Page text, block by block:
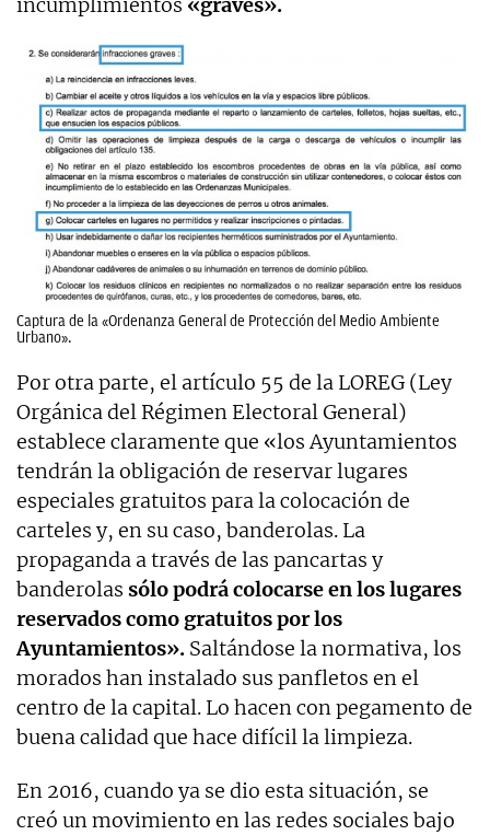
Captura de la «Ordenanza General de Protección del Medio Ambiente
Urbano».
Por otra parte, el artículo 55 de la LOREG (Ley
Orgánica del Régimen Electoral General)
establece claramente que «los Ayuntamientos
tendrán la obligación de reservar lugares
especiales gratuitos para la colocación de
carteles y, en su caso, banderolas. La
propaganda a través de las pancartas y
banderolas sólo podrá colocarse en los lugares
reservados como gratuitos por los
Ayuntamientos». Saltándose la normativa, los
morados han instalado sus panfletos en el
centro de la capital. Lo hacen con pegamento de
buena calidad que hace difícil la limpieza.
En 2016, cuando ya se dio esta situación, se
creó un movimiento en las redes sociales bajo